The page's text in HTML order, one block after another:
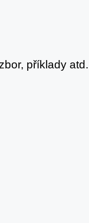
příklady atd.